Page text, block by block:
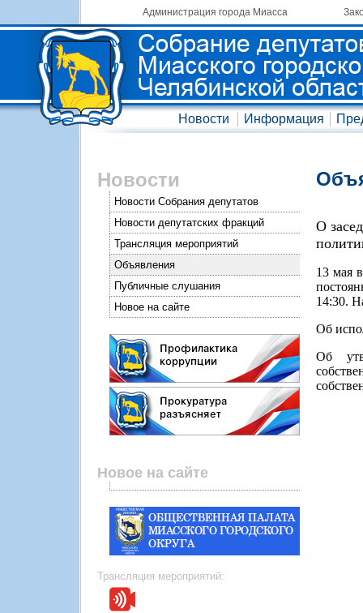
Администрация города Миасса
Новости Информация
Новости
Новости Собрания депутатов
Новости депутатских фракций
Трансляция мероприятий
Объявления
Публичные слушания
Новое на сайте
Новое на сайте
Трансляция мероприятий:
О
13 мая
14:30.
Об
Об